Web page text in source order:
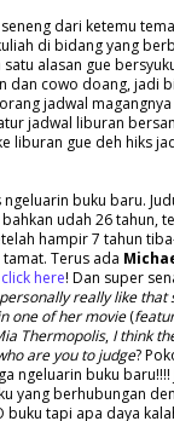
dari ketemu
di bidang yang
alasan gue
dan cowo doang, jadi
jadwal
jadwal liburan
liburan gue deh hiks
buku baru.
udah 26 tahun,
hampir 7 tahun
Terus ada
click here! Dan super
really like that
one of her movie(
Thermopolis, I think
are you to judge?
ngeluarin buku baru!!!!
yang berhubungan
buku tapi apa daya